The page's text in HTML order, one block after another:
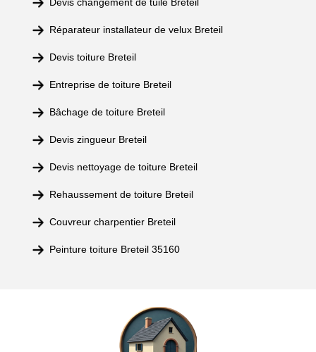
Réparateur installateur de velux Breteil
Devis toiture Breteil
Entreprise de toiture Breteil
Bâchage de toiture Breteil
Devis zingueur Breteil
Devis nettoyage de toiture Breteil
Rehaussement de toiture Breteil
Couvreur charpentier Breteil
Peinture toiture Breteil 35160